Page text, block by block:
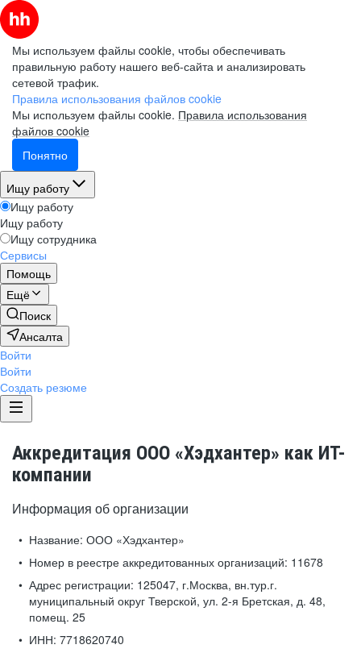
Мы используем файлы cookie, чтобы обеспечивать
правильную работу нашего веб-сайта и анализировать
сетевой трафик.
Правила использования файлов cookie
Мы используем файлы cookie. Правила использования
файлов cookie
Понятно
Ищу работу
Ищу работу
Ищу работу
Ищу сотрудника
Сервисы
Помощь
Ещё
Поиск
Ансалта
Войти
Войти
Создать резюме
Аккредитация ООО «Хэдхантер» как ИТ-
компании
Информация об организации
Название: ООО «Хэдхантер»
Номер в реестре аккредитованных организаций: 11678
Адрес регистрации: 125047, г.Москва, вн.тур.г.
муниципальный округ Тверской, ул. 2-я Бретская, д. 48,
помещ. 25
ИНН: 7718620740